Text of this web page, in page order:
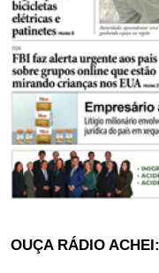
OUÇA RÁDIO ACHEI: